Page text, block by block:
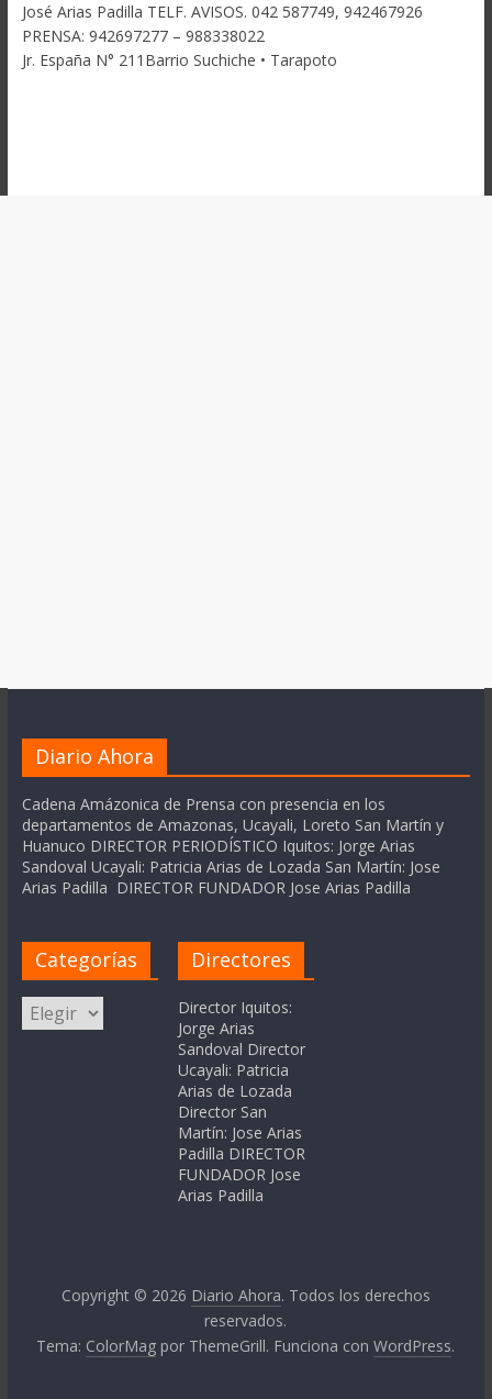
José Arias Padilla TELF. AVISOS. 042 587749, 942467926
PRENSA: 942697277 – 988338022
Jr. España N° 211Barrio Suchiche • Tarapoto
Diario Ahora
Cadena Amázonica de Prensa con presencia en los
departamentos de Amazonas, Ucayali, Loreto San Martín y
Huanuco DIRECTOR PERIODÍSTICO Iquitos: Jorge Arias
Sandoval Ucayali: Patricia Arias de Lozada San Martín: Jose
Arias Padilla DIRECTOR FUNDADOR Jose Arias Padilla
Categorías
Categorías
Directores
Director Iquitos:
Jorge Arias
Sandoval Director
Ucayali: Patricia
Arias de Lozada
Director San
Martín: Jose Arias
Padilla DIRECTOR
FUNDADOR Jose
Arias Padilla
Copyright © 2026 Diario Ahora. Todos los derechos
reservados.
Tema: ColorMag por ThemeGrill. Funciona conWordPress.